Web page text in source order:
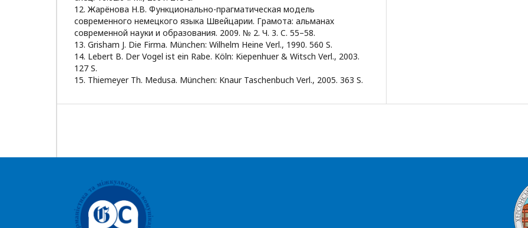
12. Жарёнова Н.В. Функционально-прагматическая модель
современного немецкого языка Швейцарии. Грамота: альманах
современной науки и образования. 2009. № 2. Ч. 3. C. 55–58.
13. Grisham J. Die Firma. München: Wilhelm Heine Verl., 1990. 560 S.
14. Lebert B. Der Vogel ist ein Rabe. Köln: Kiepenhuer & Witsch Verl., 2003.
127 S.
15. Thiemeyer Th. Medusa. München: Knaur Taschenbuch Verl., 2005. 363 S.